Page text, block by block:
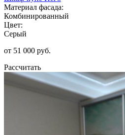
Материал фасада:
Комбинированный
Цвет:
Серый
от 51 000 руб.
Рассчитать